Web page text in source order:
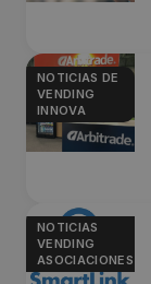
NOTICIAS DE
VENDING
INNOVA
NOTICIAS
VENDING
ASOCIACIONES